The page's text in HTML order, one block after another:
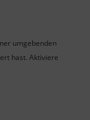
umgebenden
hast. Aktiviere